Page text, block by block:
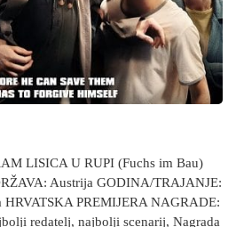
LISICA U RUPI (Fuchs im Bau)
Austrija GODINA/TRAJANJE:
HRVATSKA PREMIJERA NAGRADE:
redatelj, najbolji scenarij, Nagrada